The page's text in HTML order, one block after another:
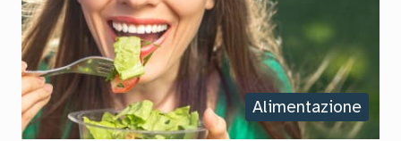
Alimentazione